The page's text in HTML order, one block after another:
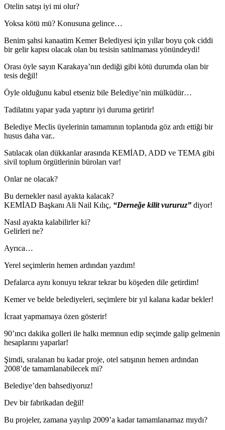
Otelin satışı iyi mi olur?
Yoksa kötü mü? Konusuna gelince…
Benim şahsi kanaatim Kemer Belediyesi için yıllar boyu çok ciddi
bir gelir kapısı olacak olan bu tesisin satılmaması yönündeydi!
Orası öyle sayın Karakaya’nın dediği gibi kötü durumda olan bir
tesis değil!
Öyle olduğunu kabul etseniz bile Belediye’nin mülküdür…
Tadilatını yapar yada yaptırır iyi duruma getirir!
Belediye Meclis üyelerinin tamamının toplantıda göz ardı ettiği bir
husus daha var..
Satılacak olan dükkanlar arasında KEMİAD, ADD ve TEMA gibi
sivil toplum örgütlerinin büroları var!
Onlar ne olacak?
Bu dernekler nasıl ayakta kalacak?
KEMİAD Başkanı Ali Nail Kılıç, “Derneğe kilit vururuz” diyor!
Nasıl ayakta kalabilirler ki?
Gelirleri ne?
Ayrıca…
Yerel seçimlerin hemen ardından yazdım!
Defalarca aynı konuyu tekrar tekrar bu köşeden dile getirdim!
Kemer ve belde belediyeleri, seçimlere bir yıl kalana kadar bekler!
İcraat yapmamaya özen gösterir!
90’ıncı dakika golleri ile halkı memnun edip seçimde galip gelmenin
hesaplarını yaparlar!
Şimdi, sıralanan bu kadar proje, otel satışının hemen ardından
2008’de tamamlanabilecek mi?
Belediye’den bahsediyoruz!
Dev bir fabrikadan değil!
Bu projeler, zamana yayılıp 2009’a kadar tamamlanamaz mıydı?